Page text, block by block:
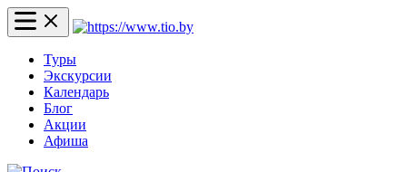
Туры
Экскурсии
Календарь
Блог
Акции
Афиша